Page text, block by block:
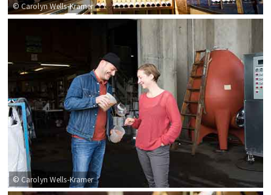
© Carolyn Wells-Kramer
© Carolyn Wells-Kramer